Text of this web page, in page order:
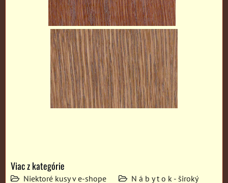
Viac z kategórie
Niektoré kusy v e-shope
N á b y t o k - široký